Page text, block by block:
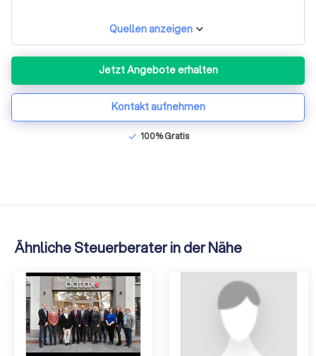
beriet mich umfangreich und war auch telefonisch
kurzfritig erreichbar. Ein ANwalt wie ihn zu finden, ist sehr
Artur Schimanowski
Quellen anzeigen
Jetzt Angebote erhalten
Kontakt aufnehmen
check 100% Gratis
Ähnliche Steuerberater in der Nähe